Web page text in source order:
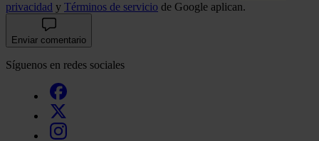
privacidad y Términos de servicio de Google aplican.
Enviar comentario
Síguenos en redes sociales